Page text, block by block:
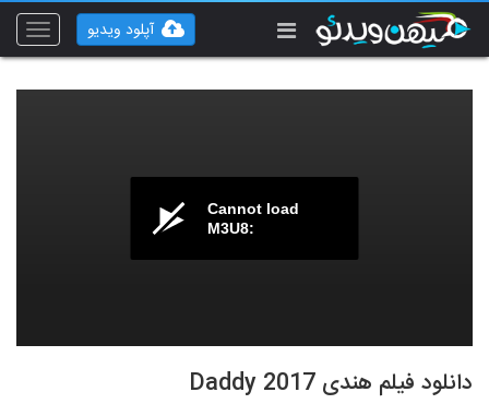
Toggle
آپلود ویدیو
Cannot load
M3U8:
دانلود فیلم هندی Daddy 2017